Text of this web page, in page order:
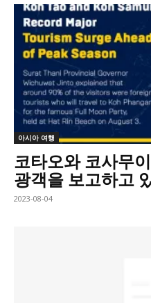
아시아 여행
코타오와 코사무
광객을 보고하고
2023-08-04